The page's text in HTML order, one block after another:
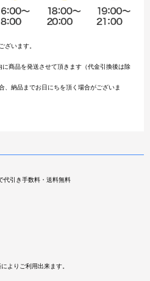
ざいます。
商品を発送させて頂きます（代金引換後は除
、納品までお日にちを頂く場合がございま
代引き手数料・送料無料
よりご利用出来ます。